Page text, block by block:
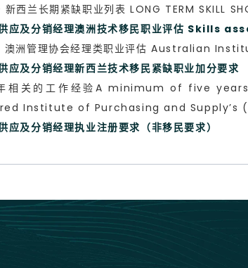
新西兰长期紧缺职业列表 LONG TERM SKILL
供应及分销经理澳洲技术移民职业评估
澳洲管理协会经理类职业评估 Australian
应及分销经理新西兰技术移民紧缺职业加分要求
相关的工作经验A minimum of five
Institute of Purchasing and Supply’s
应及分销经理执业注册要求（非移民要求）